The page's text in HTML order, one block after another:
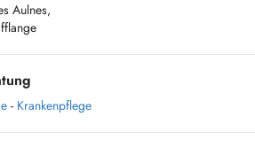
Aulnes,
- Krankenpflege